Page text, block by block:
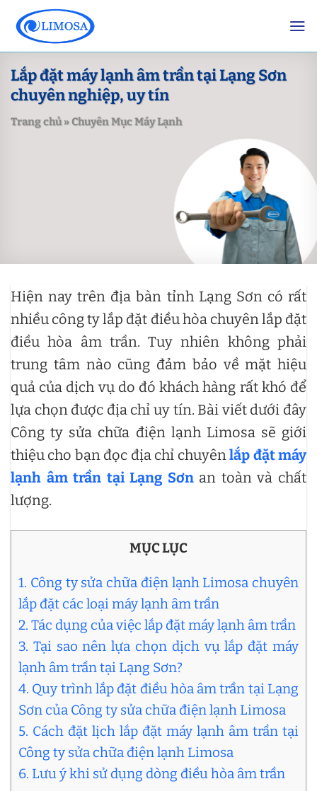
content
Lắp đặt máy lạnh âm trần tại Lạng Sơn
chuyên nghiệp, uy tín
Trang chủ»Chuyên Mục Máy Lạnh
Hiện nay trên địa bàn tỉnh Lạng Sơn có rất
nhiều công ty lắp đặt điều hòa chuyên lắp đặt
điều hòa âm trần. Tuy nhiên không phải
trung tâm nào cũng đảm bảo về mặt hiệu
quả của dịch vụ do đó khách hàng rất khó để
lựa chọn được địa chỉ uy tín. Bài viết dưới đây
Công ty sửa chữa điện lạnh Limosa sẽ giới
thiệu cho bạn đọc địa chỉ chuyênlắp đặt máy
lạnh âm trần tại Lạng Sơnan toàn và chất
lượng.
MỤC LỤC
1. Công ty sửa chữa điện lạnh Limosa chuyên
lắp đặt các loại máy lạnh âm trần
2. Tác dụng của việc lắp đặt máy lạnh âm trần
3. Tại sao nên lựa chọn dịch vụ lắp đặt máy
lạnh âm trần tại Lạng Sơn?
4. Quy trình lắp đặt điều hòa âm trần tại Lạng
Sơn của Công ty sửa chữa điện lạnh Limosa
5. Cách đặt lịch lắp đặt máy lạnh âm trần tại
Công ty sửa chữa điện lạnh Limosa
6. Lưu ý khi sử dụng dòng điều hòa âm trần